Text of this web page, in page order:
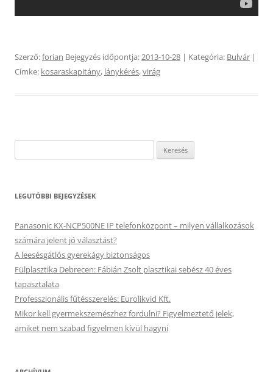
Szerző:forian Bejegyzés időpontja:2013-10-28 | Kategória: Bulvár |
Címke: kosaraskapitány, lánykérés,virág
LEGUTÓBBI BEJEGYZÉSEK
Panasonic KX-NCP500NE IP telefonközpont – milyen vállalkozások
számára jelent jó választást?
A leesésgátlós gyerekágy biztonságos
Fülplasztika Debrecen: Fábián Zsolt plasztikai sebész 40 éves
tapasztalata
Professzionális fűtésszerelés: Eurolikvid Kft.
Mikor kell gyermekszemészhez fordulni? Figyelmeztető jelek,
amiket nem szabad figyelmen kívül hagyni